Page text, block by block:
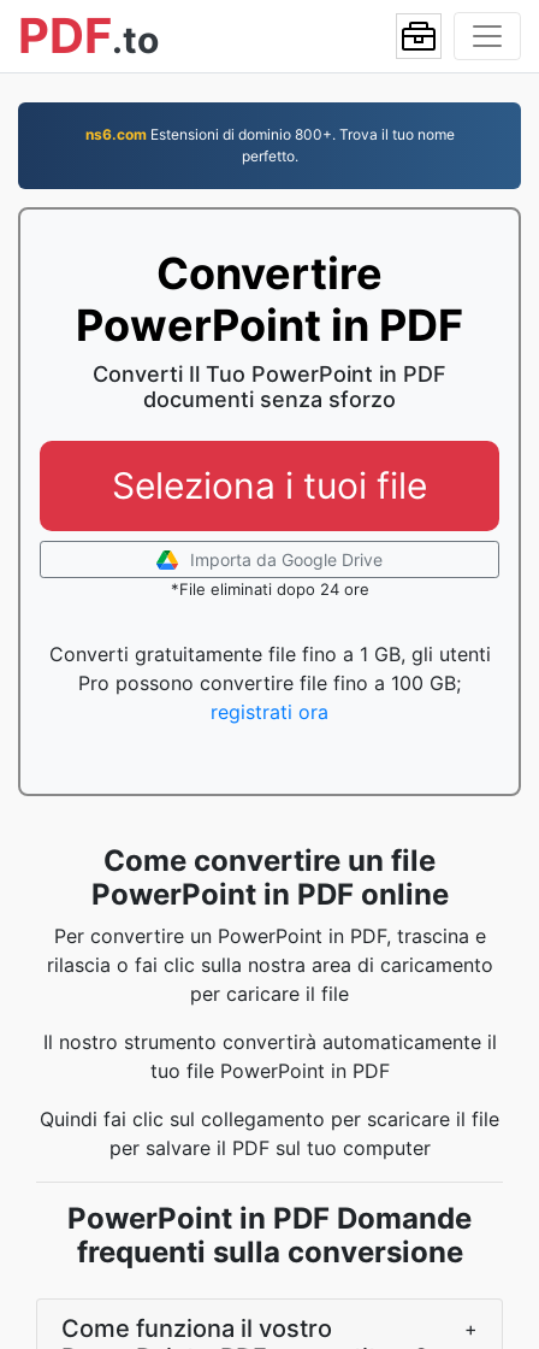
PDF.to
ns6.comEstensioni di dominio 800+. Trova il tuo nome
perfetto.
Convertire
PowerPoint in PDF
Converti Il Tuo PowerPoint in PDF
documenti senza sforzo
Seleziona i tuoi file
Importa da Google Drive
*File eliminati dopo 24 ore
Converti gratuitamente file fino a 1 GB, gli utenti
Pro possono convertire file fino a 100 GB;
registrati ora
Come convertire un file
PowerPoint in PDF online
Per convertire un PowerPoint in PDF, trascina e
rilascia o fai clic sulla nostra area di caricamento
per caricare il file
Il nostro strumento convertirà automaticamente il
tuo file PowerPoint in PDF
Quindi fai clic sul collegamento per scaricare il file
per salvare il PDF sul tuo computer
PowerPoint in PDF Domande
frequenti sulla conversione
Come funziona il vostro
+